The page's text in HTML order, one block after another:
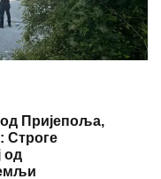
Пријепоља,
Строге
од